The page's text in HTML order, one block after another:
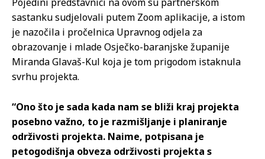
sastanku sudjelovali putem Zoom aplikacije, a istom
je nazočila i pročelnica Upravnog odjela za
obrazovanje i mlade Osječko-baranjske županije
Miranda Glavaš-Kul koja je tom prigodom istaknula
svrhu projekta.
“Ono što je sada kada nam se bliži kraj projekta
posebno važno, to je razmišljanje i planiranje
održivosti projekta. Naime, potpisana je
petogodišnja obveza održivosti projekta s